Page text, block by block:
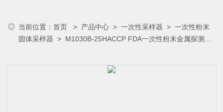
当前位置：首页 > 产品中心 >一次性采样器 >一次性粉末
固体采样器 > M1030B-25HACCP FDA一次性粉末金属探测量